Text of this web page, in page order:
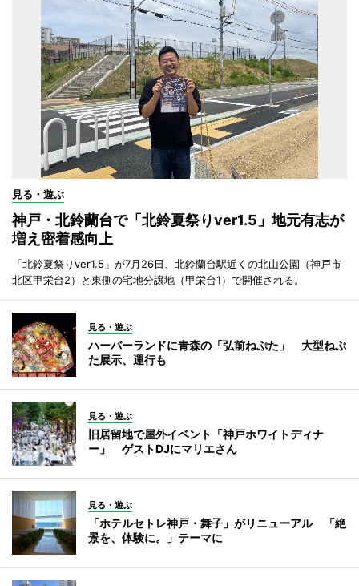
見る・遊ぶ
神戸・北鈴蘭台で「北鈴夏祭りver1.5」地元有志が
増え密着感向上
「北鈴夏祭りver1.5」が7月26日、北鈴蘭台駅近くの北山公園（神戸市
北区甲栄台2）と東側の宅地分譲地（甲栄台1）で開催される。
見る・遊ぶ
ハーバーランドに青森の「弘前ねぷた」 大型ねぷ
た展示、運行も
見る・遊ぶ
旧居留地で屋外イベント「神戸ホワイトディナ
ー」 ゲストDJにマリエさん
見る・遊ぶ
「ホテルセトレ神戸・舞子」がリニューアル 「絶
景を、体験に。」テーマに